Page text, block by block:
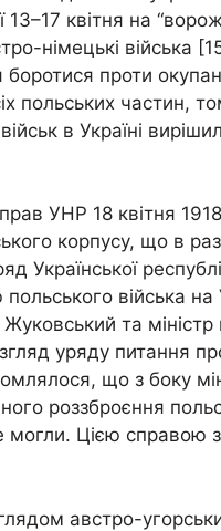
квітня на
німецькі війська
проти
польських частин,
в Україні
УНР 18 квітня
корпусу, що в
Української
війська на
та міністр
уряду питання
що з боку
роззброєння
могли. Цією справою
австро-